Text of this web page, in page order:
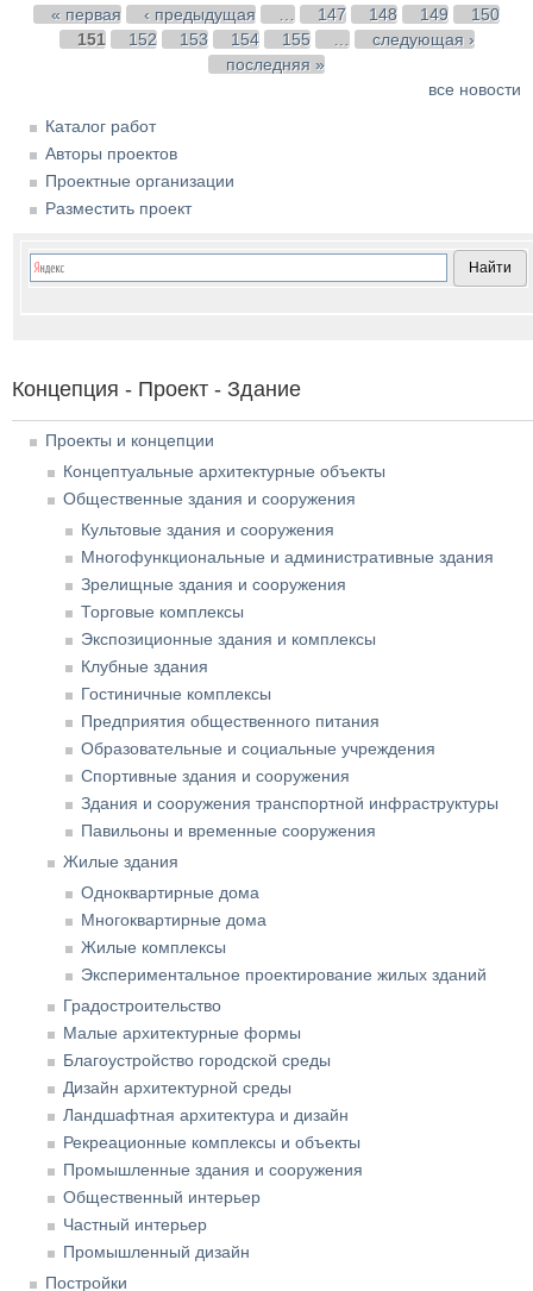
Страницы
« первая ‹ предыдущая 147 148 149
150
151
152 153 154 155
следующая ›
последняя »
все новости
Каталог работ
Авторы проектов
Проектные организации
Разместить проект
Концепция - Проект - Здание
Проекты и концепции
Концептуальные архитектурные объекты
Общественные здания и сооружения
Культовые здания и сооружения
Многофункциональные и административные здания
Зрелищные здания и сооружения
Торговые комплексы
Экспозиционные здания и комплексы
Клубные здания
Гостиничные комплексы
Предприятия общественного питания
Образовательные и социальные учреждения
Спортивные здания и сооружения
Здания и сооружения транспортной инфраструктуры
Павильоны и временные сооружения
Жилые здания
Одноквартирные дома
Многоквартирные дома
Жилые комплексы
Экспериментальное проектирование жилых зданий
Градостроительство
Малые архитектурные формы
Благоустройство городской среды
Дизайн архитектурной среды
Ландшафтная архитектура и дизайн
Рекреационные комплексы и объекты
Промышленные здания и сооружения
Общественный интерьер
Частный интерьер
Промышленный дизайн
Постройки